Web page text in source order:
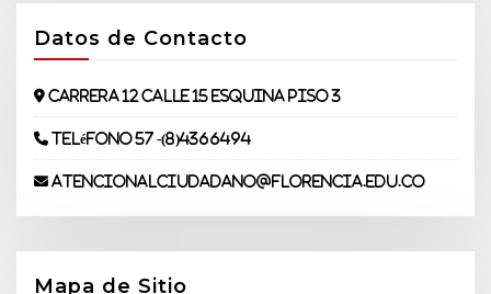
Datos de Contacto
Carrera 12 Calle 15 Esquina piso 3
Teléfono 57 -(8)4366494
atencionalciudadano@florencia.edu.co
Mapa de Sitio